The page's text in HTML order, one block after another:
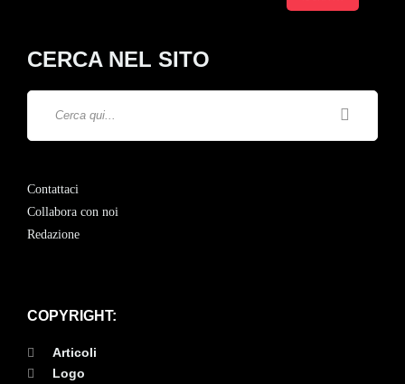
CERCA NEL SITO
Contattaci
Collabora con noi
Redazione
COPYRIGHT:
Articoli
Logo